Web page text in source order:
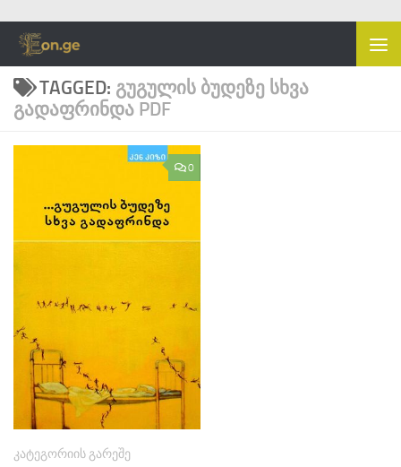
Skip to content
TAGGED: ᲒᲣᲒᲣᲚᲘᲡ ᲑᲣᲓᲔᲖᲔ ᲡᲮᲕᲐ
ᲒᲐᲓᲐᲤᲠᲘᲜᲓᲐ PDF
0
ᲙᲐᲢᲔᲒᲝᲠᲘᲘᲡ ᲒᲐᲠᲔᲨᲔ